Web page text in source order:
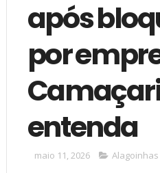
após
por
entenda
maio 11, 2026